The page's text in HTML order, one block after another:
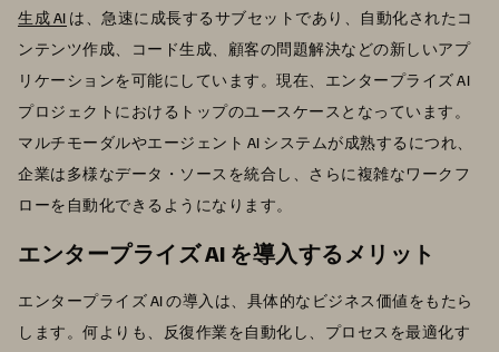
生成 AI は、急速に成長するサブセットであり、自動化されたコ
ンテンツ作成、コード生成、顧客の問題解決などの新しいアプ
リケーションを可能にしています。現在、エンタープライズ AI
プロジェクトにおけるトップのユースケースとなっています。
マルチモーダルやエージェント AI システムが成熟するにつれ、
企業は多様なデータ・ソースを統合し、さらに複雑なワークフ
ローを自動化できるようになります。
エンタープライズ AI を導入するメリット
エンタープライズ AI の導入は、具体的なビジネス価値をもたら
します。何よりも、反復作業を自動化し、プロセスを最適化す